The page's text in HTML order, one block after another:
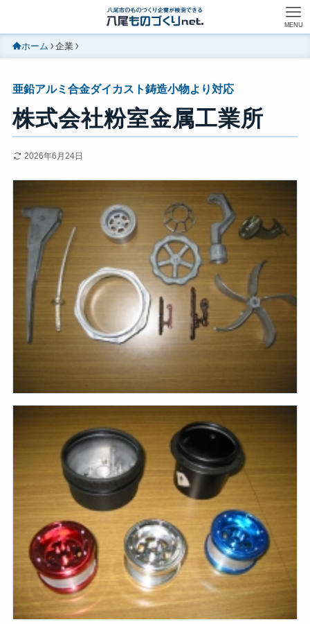
MENU
ホーム 企業
亜鉛アルミ合金ダイカスト鋳造小物より対応
株式会社粉室金属工業所
2026年6月24日